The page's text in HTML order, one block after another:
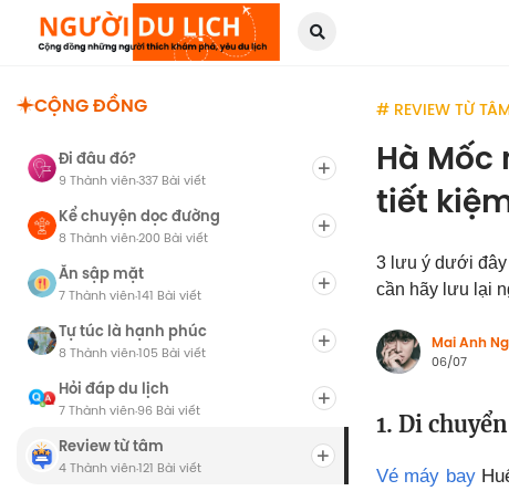
CỘNG ĐỒNG
Đi đâu đó?
9 Thành viên·337 Bài viết
Kể chuyện dọc đường
8 Thành viên·200 Bài viết
Ăn sập mặt
7 Thành viên·141 Bài viết
Tự túc là hạnh phúc
8 Thành viên·105 Bài viết
Hỏi đáp du lịch
7 Thành viên·96 Bài viết
Review từ tâm
4 Thành viên·121 Bài viết
# REVIEW TỪ
Hà
tiết
3 lưu ý dưới đây
cần hãy lưu lại
Mai Anh
06/07
1. Di
Vé máy bay